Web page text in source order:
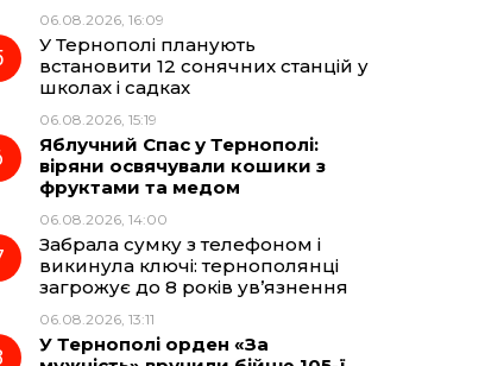
06.08.2026, 16:09
У Тернополі планують
встановити 12 сонячних станцій у
школах і садках
06.08.2026, 15:19
Яблучний Спас у Тернополі:
віряни освячували кошики з
фруктами та медом
06.08.2026, 14:00
Забрала сумку з телефоном і
викинула ключі: тернополянці
загрожує до 8 років ув’язнення
06.08.2026, 13:11
У Тернополі орден «За